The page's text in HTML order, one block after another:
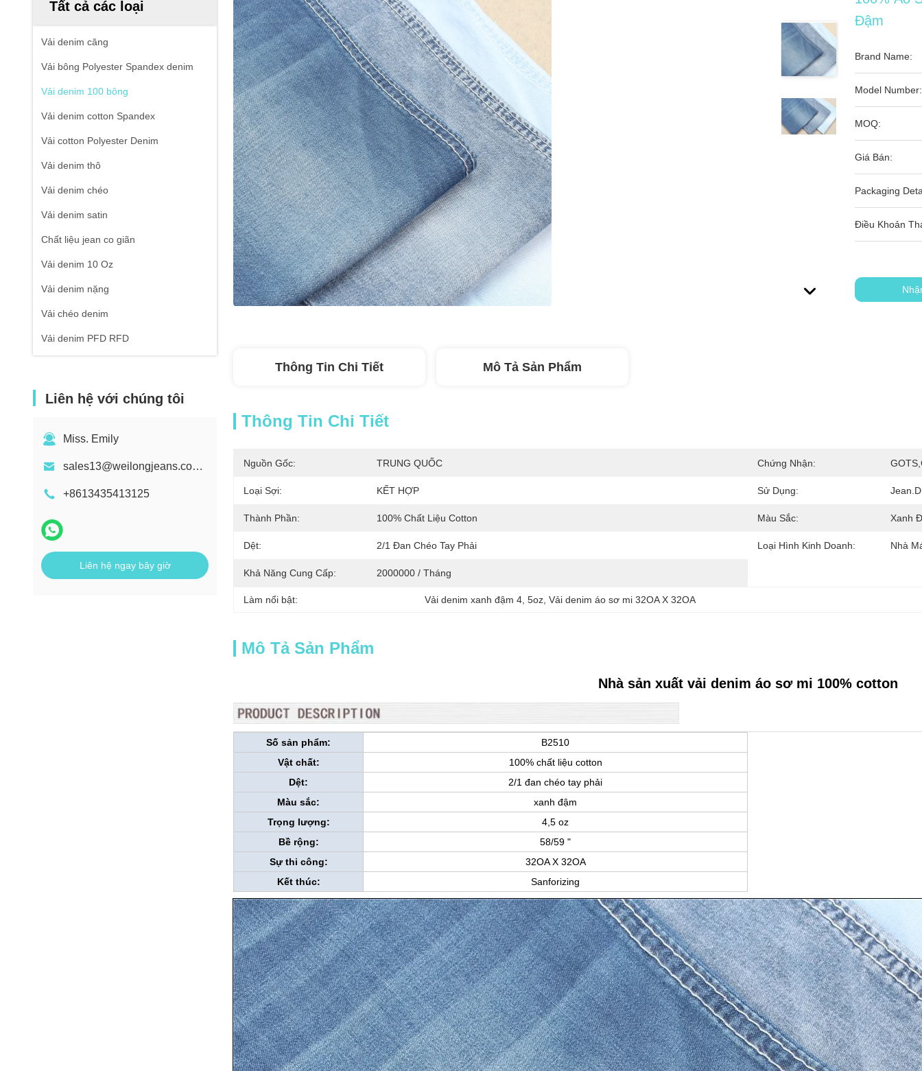
Tất cả các loại
Vải denim căng
Vải bông Polyester Spandex denim
Vải denim 100 bông
Vải denim cotton Spandex
Vải cotton Polyester Denim
Vải denim thô
Vải denim chéo
Vải denim satin
Chất liệu jean co giãn
Vải denim 10 Oz
Vải denim nặng
Vải chéo denim
Vải denim PFD RFD
Liên hệ với chúng tôi
Miss. Emily
sales13@weilongjeans.com.cn
+8613435413125
Liên hệ ngay bây giờ
Đậm
Brand Name:
Model Number:
MOQ:
Giá Bán:
Packaging
Điều Khoản
Thông Tin Chi Tiết Mô Tả Sản Phẩm
Thông Tin Chi Tiết
Nguồn Gốc: TRUNG QUỐC Chứng Nhận:
Loại Sợi: KẾT HỢP Sử Dụng:
Thành Phần: 100% Chất Liệu Cotton Màu Sắc: Xanh
Dệt: 2/1 Đan Chéo Tay Phải Loại Hình Kinh Doanh: Nhà
Khả Năng Cung Cấp: 2000000 / Tháng
Làm nổi bật: Vải denim xanh đậm 4, 5oz, Vải denim áo sơ mi 32OA X 32OA
Mô Tả Sản Phẩm
Nhà sản xuất vải denim áo sơ mi 100% cotton
Số sản phẩm:
B2510
Vật chất:
100% chất liệu cotton
Dệt:
2/1 đan chéo tay phải
Màu sắc:
xanh đậm
Trọng lượng:
4,5 oz
Bề rộng:
58/59 "
Sự thi công:
32OA X 32OA
Kết thúc:
Sanforizing